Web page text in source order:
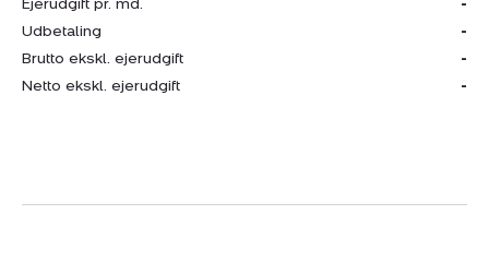
Sølyst 1 er ikke bare en adresse – det er en mulighed
for at skabe et fristed tæt på vand, skov og nogle af
Silkeborgs mest idylliske omgivelser.
Ejerudgift pr. md.
-
Udbetaling
-
Brutto ekskl. ejerudgift
-
Netto ekskl. ejerudgift
-